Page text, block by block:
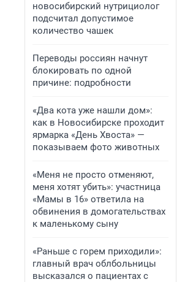
новосибирский нутрициолог
подсчитал допустимое
количество чашек
Переводы россиян начнут
блокировать по одной
причине: подробности
«Два кота уже нашли дом»:
как в Новосибирске проходит
ярмарка «День Хвоста» —
показываем фото животных
«Меня не просто отменяют,
меня хотят убить»: участница
«Мамы в 16» ответила на
обвинения в домогательствах
к маленькому сыну
«Раньше с горем приходили»:
главный врач облбольницы
высказался о пациентах с